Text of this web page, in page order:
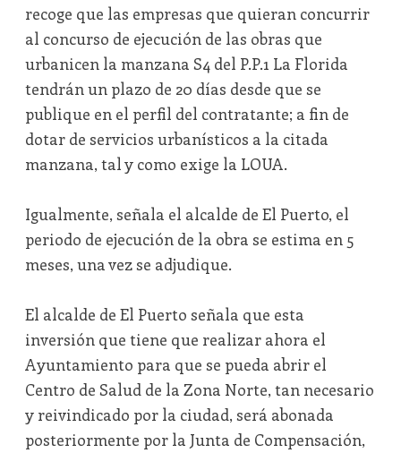
recoge que las empresas que quieran concurrir
al concurso de ejecución de las obras que
urbanicen la manzana S4 del P.P.1 La Florida
tendrán un plazo de 20 días desde que se
publique en el perfil del contratante; a fin de
dotar de servicios urbanísticos a la citada
manzana, tal y como exige la LOUA.
Igualmente, señala el alcalde de El Puerto, el
periodo de ejecución de la obra se estima en 5
meses, una vez se adjudique.
El alcalde de El Puerto señala que esta
inversión que tiene que realizar ahora el
Ayuntamiento para que se pueda abrir el
Centro de Salud de la Zona Norte, tan necesario
y reivindicado por la ciudad, será abonada
posteriormente por la Junta de Compensación,